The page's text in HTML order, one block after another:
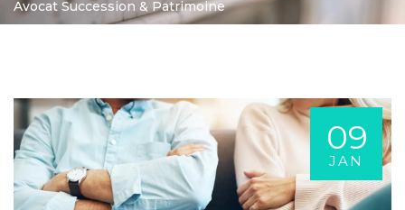
Avocat Succession & Patrimoine
09
JAN